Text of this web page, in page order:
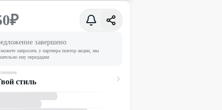
₽
завершено
запросить у партнера повтор акции, мы
ему передадим
стиль